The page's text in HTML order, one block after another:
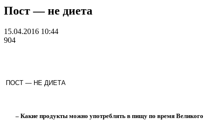
Пост — не диета
15.04.2016 10:44
904
ПОСТ — НЕ ДИЕТА
– Какие продукты можно употреблять в пищу по время Великого